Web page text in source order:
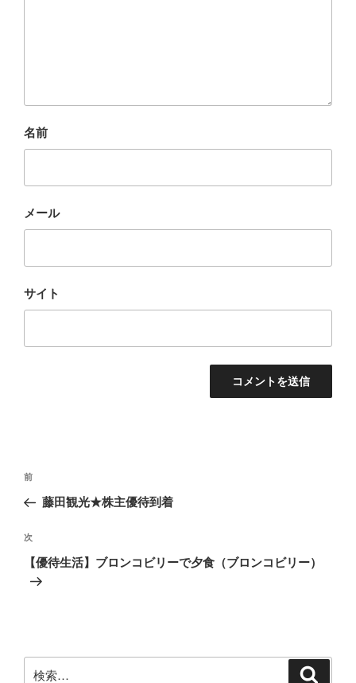
名前
メール
サイト
投
ナ
ビ
ゲ
ー
前
の
稿
前
藤田観光★株主優待到着
次
の
次
【優待生活】ブロンコビリーで夕食（ブロンコビリー）